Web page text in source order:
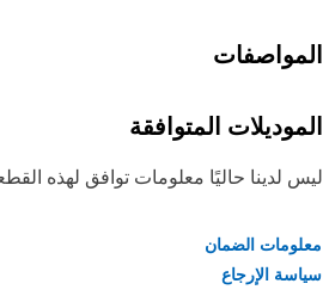
المتوافقة
لدينا حاليًا معلومات توافق لهذه القطعة.
الضمان
الإرجاع